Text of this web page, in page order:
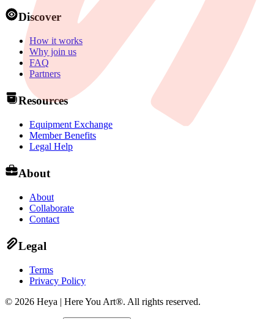
Discover
How it works
Why join us
FAQ
Partners
Resources
Equipment Exchange
Member Benefits
Legal Help
About
About
Collaborate
Contact
Legal
Terms
Privacy Policy
© 2026 Heya | Here You Art®. All rights reserved.